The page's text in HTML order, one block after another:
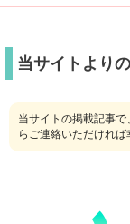
当サイトより
当サイトの掲載記事で
らご連絡いただければ